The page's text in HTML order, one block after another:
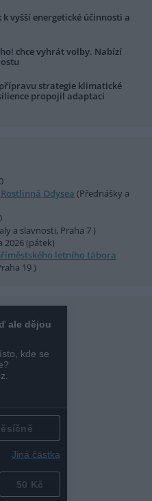
vyšší energetické účinnosti a
chce vyhrát volby. Nabízí
strategie klimatické
propojil adaptaci
Odysea (Přednášky a
a slavnosti, Praha 7 )
2026 (pátek)
letního tábora
19 )